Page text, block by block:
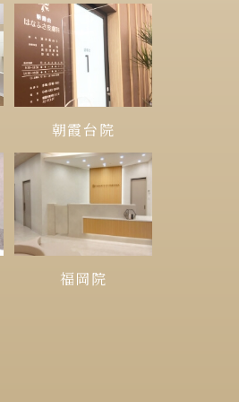
朝霞台院
福岡院